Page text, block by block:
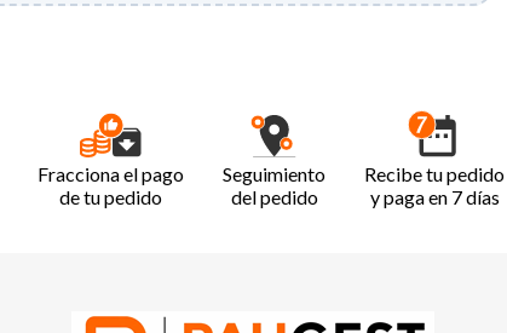
Fracciona el pago
de tu pedido
Seguimiento
del pedido
Recibe tu pedido
y paga en 7 días